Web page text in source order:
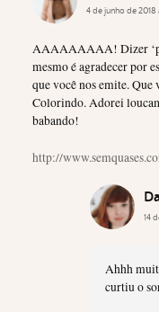
4 de junho de 2018
AAAAAAAAA! Dizer
mesmo é agradecer por
que você nos emite. Que
Colorindo. Adorei
babando!
http://
14
Ahhh
curtiu o